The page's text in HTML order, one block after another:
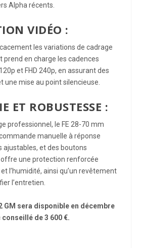
Alpha récents.
VIDÉO :
les variations de cadrage
en charge les cadences
et FHD 240p, en assurant des
une mise au point silencieuse.
ET ROBUSTESSE :
professionnel, le FE 28-70 mm
manuelle à réponse
ajustables, et des boutons
offre une protection renforcée
l’humidité, ainsi qu’un revêtement
l’entretien.
GM sera disponible en décembre
de 3 600 €.